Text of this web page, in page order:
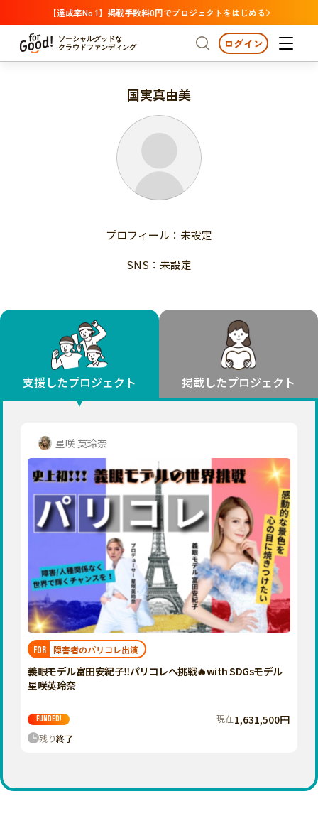
【達成率No.1】掲載手数料0円でプロジェクトをはじめる
ソーシャルグッドな
クラウドファンディング
プロジェクトからさがす 注目
支援金額が多い
支援人数が多い
終了日が近い
国際協力
子ども・教育
フード・農業
文化
環境・エシカル
人権・マイノリティ
社会貢献
地域からさがす 北海道・東北
北海道
宮城
秋田
山形
福島
関東
栃木
群馬
千葉
神奈川
石川
支援金額が多い
終了日が近い
カテゴリーからさがす
医療・福祉
子ども・教育
人権・マイノリティ
北海道 青森 岩手 宮城
秋田
福島
茨城 栃木 群馬
千葉
東京
神奈川
新潟 富山
長野
岐阜 愛知
近畿
三重 滋賀 京都 大阪
奈良
和歌山
鳥取 島根 岡山 広島 山口
四国
徳島 香川 愛媛 高知
九州・沖縄
福岡 佐賀 長崎
宮崎
鹿児島 沖縄
ログイン
国実真由美
プロフィール：未設定
SNS：未設定
支援したプロジェクト 掲載したプロジェクト
星咲 英玲奈
FOR 障害者のパリコレ出演
義眼モデル富田安紀子‼️パリコレへ挑戦🔥with SDGsモデル
星咲英玲奈
FUNDED! 現在1,631,500円
残り終了